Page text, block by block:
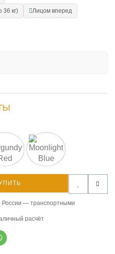
36 кг) Лицом вперед
России — транспортными
расчёт